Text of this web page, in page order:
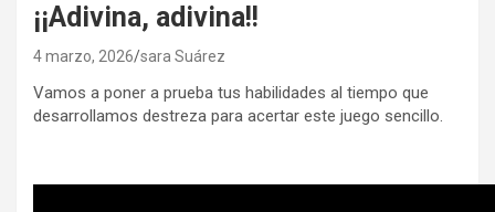
¡¡Adivina, adivina!!
4 marzo, 2026 sara Suárez
Vamos a poner a prueba tus habilidades al tiempo que
desarrollamos destreza para acertar este juego sencillo.